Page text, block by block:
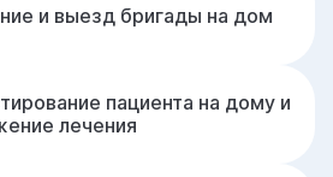
и выезд бригады на дом
пациента на дому и
лечения